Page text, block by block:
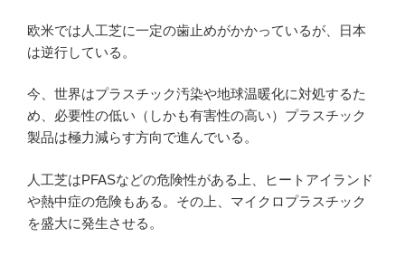
欧米では人工芝に一定の歯止めがかかっているが、日本
は逆行している。
今、世界はプラスチック汚染や地球温暖化に対処するた
め、必要性の低い（しかも有害性の高い）プラスチック
製品は極力減らす方向で進んでいる。
人工芝はPFASなどの危険性がある上、ヒートアイランド
や熱中症の危険もある。その上、マイクロプラスチック
を盛大に発生させる。